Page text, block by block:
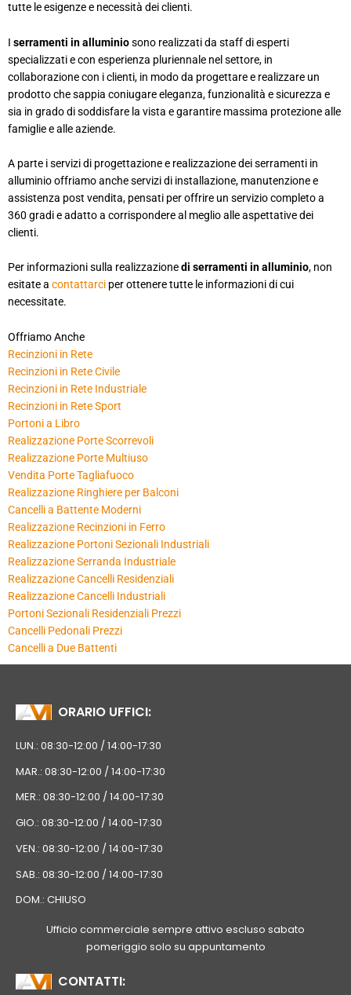
tutte le esigenze e necessità dei clienti.
I serramenti in alluminiosono realizzati da staff di esperti
specializzati e con esperienza pluriennale nel settore, in
collaborazione con i clienti, in modo da progettare e realizzare un
prodotto che sappia coniugare eleganza, funzionalità e sicurezza e
sia in grado di soddisfare la vista e garantire massima protezione alle
famiglie e alle aziende.
A parte i servizi di progettazione e realizzazione dei serramenti in
alluminio offriamo anche servizi di installazione, manutenzione e
assistenza post vendita, pensati per offrire un servizio completo a
360 gradi e adatto a corrispondere al meglio alle aspettative dei
clienti.
Per informazioni sulla realizzazionedi serramenti in alluminio, non
esitate a contattarci per ottenere tutte le informazioni di cui
necessitate.
Offriamo Anche
Recinzioni in Rete
Recinzioni in Rete Civile
Recinzioni in Rete Industriale
Recinzioni in Rete Sport
Portoni a Libro
Realizzazione Porte Scorrevoli
Realizzazione Porte Multiuso
Vendita Porte Tagliafuoco
Realizzazione Ringhiere per Balconi
Cancelli a Battente Moderni
Realizzazione Recinzioni in Ferro
Realizzazione Portoni Sezionali Industriali
Realizzazione Serranda Industriale
Realizzazione Cancelli Residenziali
Realizzazione Cancelli Industriali
Portoni Sezionali Residenziali Prezzi
Cancelli Pedonali Prezzi
Cancelli a Due Battenti
ORARIO UFFICI:
LUN.: 08:30-12:00 / 14:00-17:30
MAR.: 08:30-12:00 / 14:00-17:30
MER.: 08:30-12:00 / 14:00-17:30
GIO.: 08:30-12:00 / 14:00-17:30
VEN.: 08:30-12:00 / 14:00-17:30
SAB.: 08:30-12:00 / 14:00-17:30
DOM.: CHIUSO
Ufficio commerciale sempre attivo escluso sabato
pomeriggio solo su appuntamento
CONTATTI: